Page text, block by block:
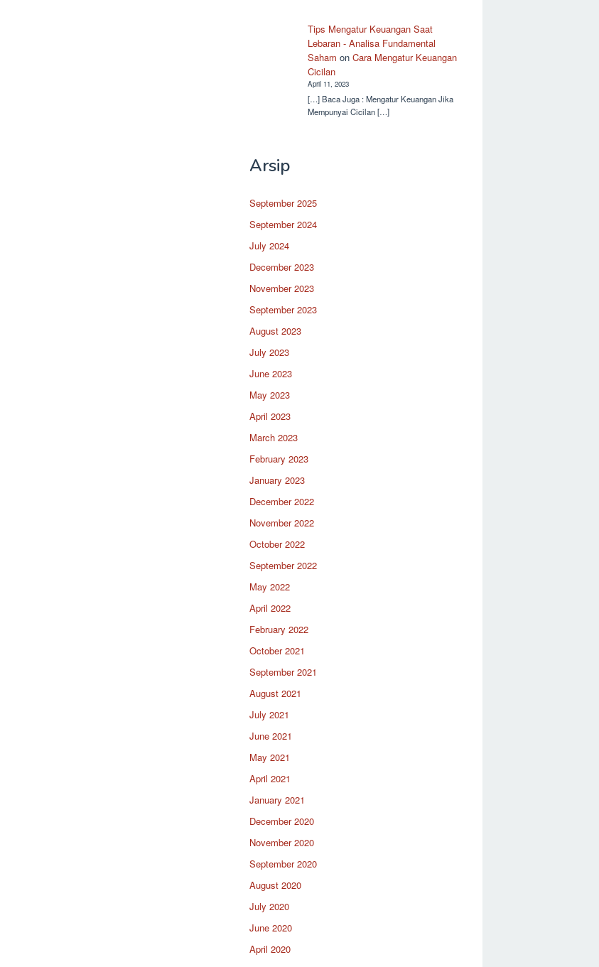
Tips Mengatur Keuangan Saat
Lebaran - Analisa Fundamental
Saham onCara Mengatur Keuangan
Cicilan
April 11, 2023
[…] Baca Juga : Mengatur Keuangan Jika
Mempunyai Cicilan […]
Arsip
September 2025
September 2024
July 2024
December 2023
November 2023
September 2023
August 2023
July 2023
June 2023
May 2023
April 2023
March 2023
February 2023
January 2023
December 2022
November 2022
October 2022
September 2022
May 2022
April 2022
February 2022
October 2021
September 2021
August 2021
July 2021
June 2021
May 2021
April 2021
January 2021
December 2020
November 2020
September 2020
August 2020
July 2020
June 2020
April 2020